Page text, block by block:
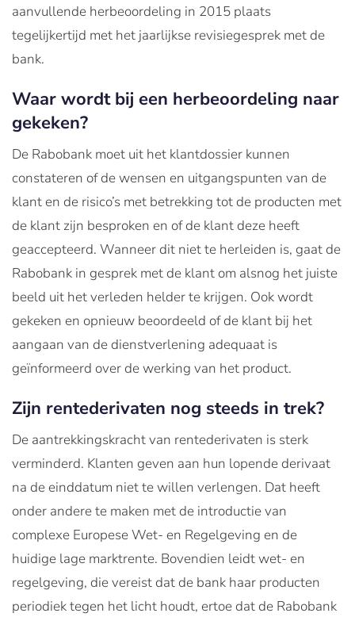
aanvullende herbeoordeling in 2015 plaats
tegelijkertijd met het jaarlijkse revisiegesprek met de
bank.
Waar wordt bij een herbeoordeling naar
gekeken?
De Rabobank moet uit het klantdossier kunnen
constateren of de wensen en uitgangspunten van de
klant en de risico’s met betrekking tot de producten met
de klant zijn besproken en of de klant deze heeft
geaccepteerd. Wanneer dit niet te herleiden is, gaat de
Rabobank in gesprek met de klant om alsnog het juiste
beeld uit het verleden helder te krijgen. Ook wordt
gekeken en opnieuw beoordeeld of de klant bij het
aangaan van de dienstverlening adequaat is
geïnformeerd over de werking van het product.
Zijn rentederivaten nog steeds in trek?
De aantrekkingskracht van rentederivaten is sterk
verminderd. Klanten geven aan hun lopende derivaat
na de einddatum niet te willen verlengen. Dat heeft
onder andere te maken met de introductie van
complexe Europese Wet- en Regelgeving en de
huidige lage marktrente. Bovendien leidt wet- en
regelgeving, die vereist dat de bank haar producten
periodiek tegen het licht houdt, ertoe dat de Rabobank